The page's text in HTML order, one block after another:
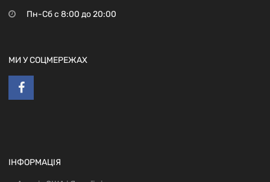
Пн-Сб с 8:00 до 20:00
МИ У СОЦМЕРЕЖАХ
ІНФОРМАЦІЯ